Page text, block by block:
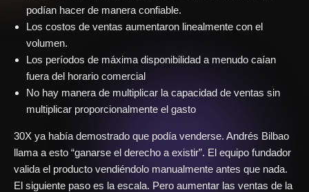
podían hacer de manera confiable.
Los costos de ventas aumentaron linealmente con el
volumen.
Los períodos de máxima disponibilidad a menudo caían
fuera del horario comercial
No hay manera de multiplicar la capacidad de ventas sin
multiplicar proporcionalmente el gasto
30X ya había demostrado que podía venderse. Andrés Bilbao
llama a esto “ganarse el derecho a existir”. El equipo fundador
valida el producto vendiéndolo manualmente antes que nada.
El siguiente paso es la escala. Pero aumentar las ventas de la